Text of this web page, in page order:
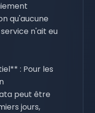
qu'aucune
n'ait eu
: Pour les
peut être
jours,